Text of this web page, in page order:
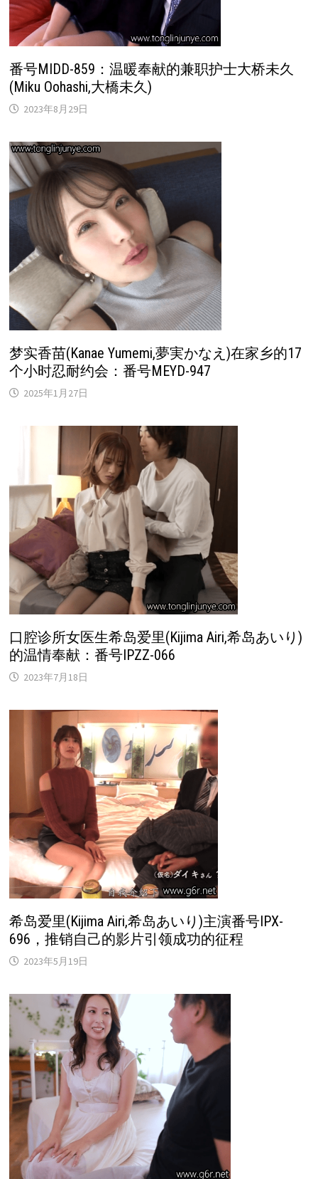
番号MIDD-859：温暖奉献的兼职护士大桥未久
(Miku Oohashi,大橋未久)
2023年8月29日
梦实香苗(Kanae Yumemi,夢実かなえ)在家乡的17
个小时忍耐约会：番号MEYD-947
2025年1月27日
口腔诊所女医生希岛爱里(Kijima Airi,希岛あいり)
的温情奉献：番号IPZZ-066
2023年7月18日
希岛爱里(Kijima Airi,希岛あいり)主演番号IPX-
696，推销自己的影片引领成功的征程
2023年5月19日